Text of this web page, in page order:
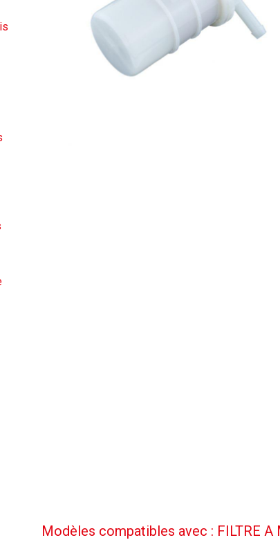
Modèles compatibles avec : FILTRE A